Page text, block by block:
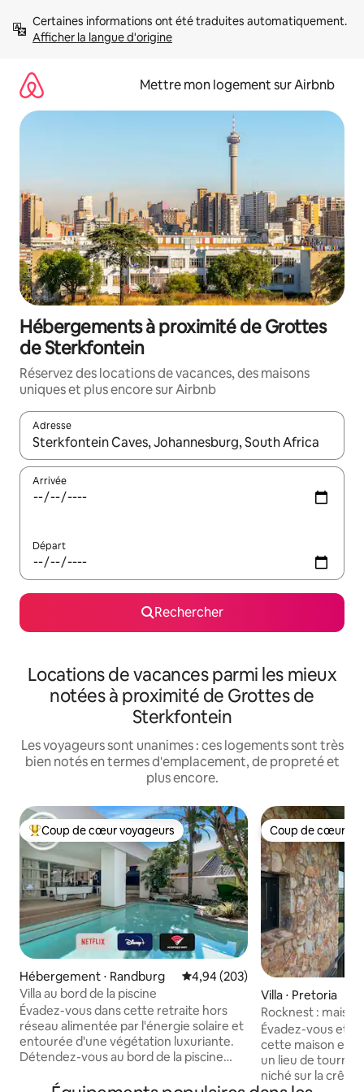
directement
Afficher la langue d'origine
Mettre mon logement sur Airbnb
Hébergements à proximité de Grottes
de Sterkfontein
Réservez des locations de vacances, des maisons
uniques et plus encore sur Airbnb
Adresse
Lorsque les résultats s'affichent, utilisez les flèches vers le
Arrivée
Départ
Rechercher
Locations de vacances parmi les mieux
notées à proximité de Grottes de
Sterkfontein
Les voyageurs sont unanimes : ces logements sont très
bien notés en termes d'emplacement, de propreté et
plus encore.
Coups de cœur voyageurs les plus appréciés
Coup de cœur voyageurs
Hébergement ⋅ Randburg Évaluation moyenne sur la
4,94 (203)
Villa au bord de la piscine
Évadez-vous dans cette retraite hors
réseau alimentée par l'énergie solaire et
entourée d'une végétation luxuriante.
Détendez-vous au bord de la piscine
sur le patio ou utilisez le braai pour dîner
Coup de cœur
Coup de cœur
Villa ⋅ Pretoria
Rocknest :
contemporaine
Évadez-vous et
cette maison
un lieu de
niché sur la crête